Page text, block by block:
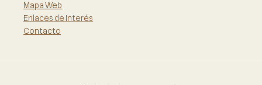
Mapa Web
Enlaces de Interés
Contacto